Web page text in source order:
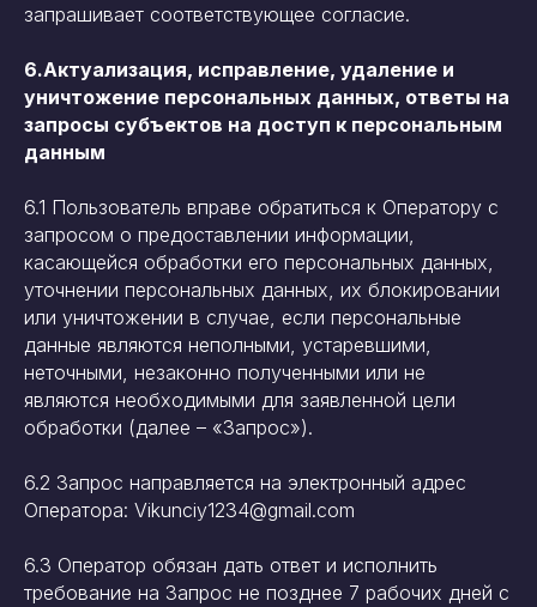
запрашивает соответствующее согласие.
6.Актуализация, исправление, удаление и
уничтожение персональных данных, ответы на
запросы субъектов на доступ к персональным
данным
6.1 Пользователь вправе обратиться к Оператору с
запросом о предоставлении информации,
касающейся обработки его персональных данных,
уточнении персональных данных, их блокировании
или уничтожении в случае, если персональные
данные являются неполными, устаревшими,
неточными, незаконно полученными или не
являются необходимыми для заявленной цели
обработки (далее – «Запрос»).
6.2 Запрос направляется на электронный адрес
Оператора: Vikunciy1234@gmail.com
6.3 Оператор обязан дать ответ и исполнить
требование на Запрос не позднее 7 рабочих дней с